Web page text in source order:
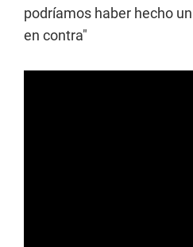
podríamos haber hecho
en contra"